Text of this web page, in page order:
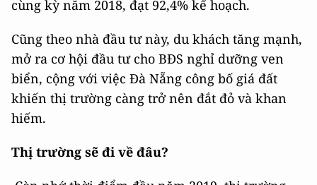
cùng kỳ năm 2018, đạt 92,4% kế hoạch.
Cũng theo nhà đầu tư này, du khách tăng mạnh,
mở ra cơ hội đầu tư cho BĐS nghỉ dưỡng ven
biển, cộng với việc Đà Nẵng công bố giá đất
khiến thị trường càng trở nên đắt đỏ và khan
hiếm.
Thị trường sẽ đi về đâu?